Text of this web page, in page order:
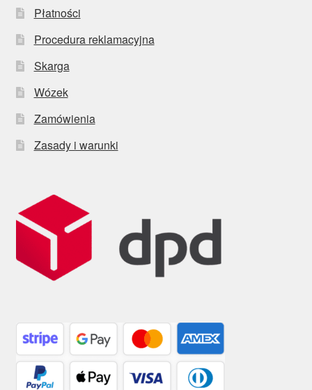
Płatności
Procedura reklamacyjna
Skarga
Wózek
Zamówienia
Zasady i warunki